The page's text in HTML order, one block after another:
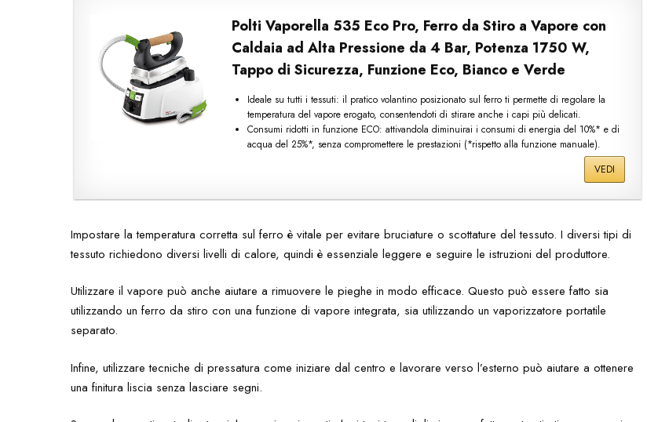
Polti Vaporella 535 Eco Pro, Ferro da Stiro a Vapore con
Caldaia ad Alta Pressione da 4 Bar, Potenza 1750 W,
Tappo di Sicurezza, Funzione Eco, Bianco e Verde
Ideale su tutti i tessuti: il pratico volantino posizionato sul ferro ti permette di regolare la
temperatura del vapore erogato, consentendoti di stirare anche i capi più delicati.
Consumi ridotti in funzione ECO: attivandola diminuirai i consumi di energia del 10%* e di
acqua del 25%*, senza compromettere le prestazioni (*rispetto alla funzione manuale).
VEDI
Impostare la temperatura corretta sul ferro è vitale per evitare bruciature o scottature del tessuto. I diversi tipi di
tessuto richiedono diversi livelli di calore, quindi è essenziale leggere e seguire le istruzioni del produttore.
Utilizzare il vapore può anche aiutare a rimuovere le pieghe in modo efficace. Questo può essere fatto sia
utilizzando un ferro da stiro con una funzione di vapore integrata, sia utilizzando un vaporizzatore portatile
separato.
Infine, utilizzare tecniche di pressatura come iniziare dal centro e lavorare verso l’esterno può aiutare a ottenere
una finitura liscia senza lasciare segni.